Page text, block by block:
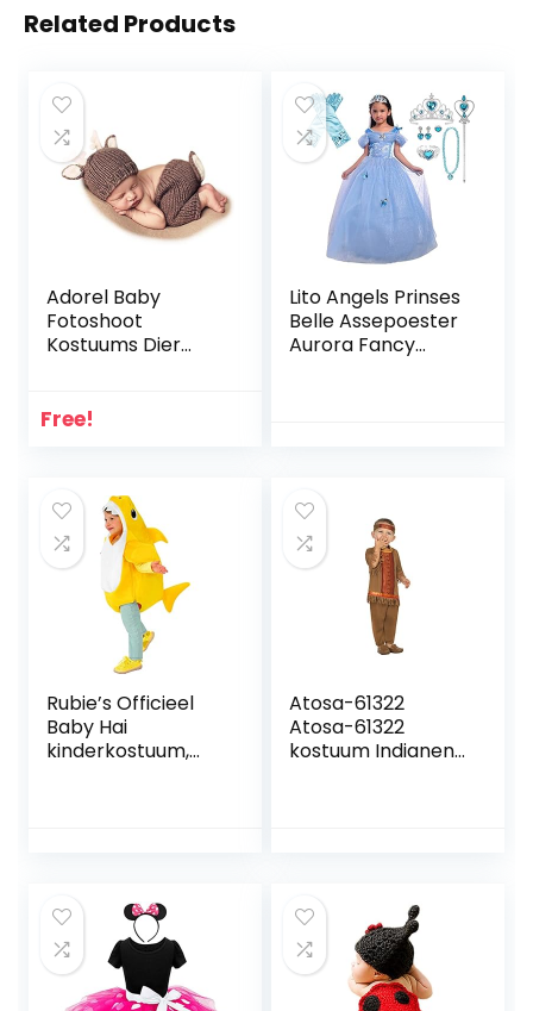
Related Products
Adorel Baby
Fotoshoot
Kostuums Dier
Free!
Lito Angels Prinses
Belle Assepoester
Aurora Fancy
Rubie’s Officieel
Baby Hai
kinderkostuum,
Atosa-61322
Atosa-61322
kostuum Indianen,